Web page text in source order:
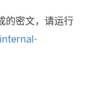
的密文，请运行